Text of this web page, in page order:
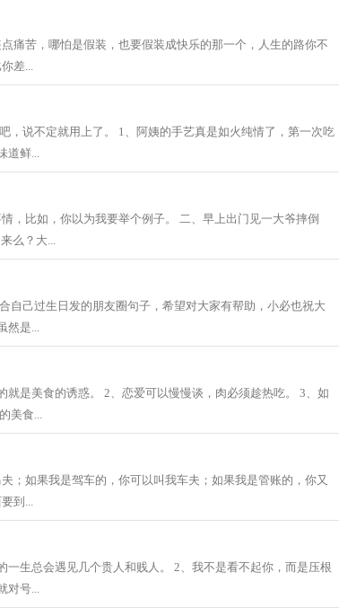
痛苦，哪怕是假装，也要假装成快乐的那一个，人生的路你不
差...
，说不定就用上了。 1、阿姨的手艺真是如火纯情了，第一次吃
道鲜...
，比如，你以为我要举个例子。 二、早上出门见一大爷摔倒
么？大...
自己过生日发的朋友圈句子，希望对大家有帮助，小必也祝大
然是...
是美食的诱惑。 2、恋爱可以慢慢谈，肉必须趁热吃。 3、如
美食...
；如果我是驾车的，你可以叫我车夫；如果我是管账的，你又
到...
生总会遇见几个贵人和贱人。 2、我不是看不起你，而是压根
对号...